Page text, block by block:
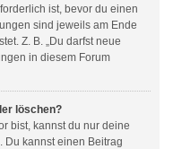
ist, bevor du einen
sind jeweils am Ende
Z. B. „Du darfst neue
in diesem Forum
löschen?
bist, kannst du nur deine
kannst einen Beitrag